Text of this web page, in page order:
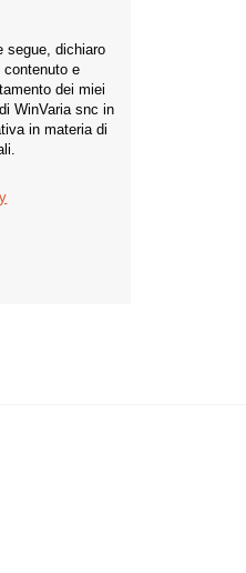
segue, dichiaro
e
dei miei
WinVaria snc in
in materia di